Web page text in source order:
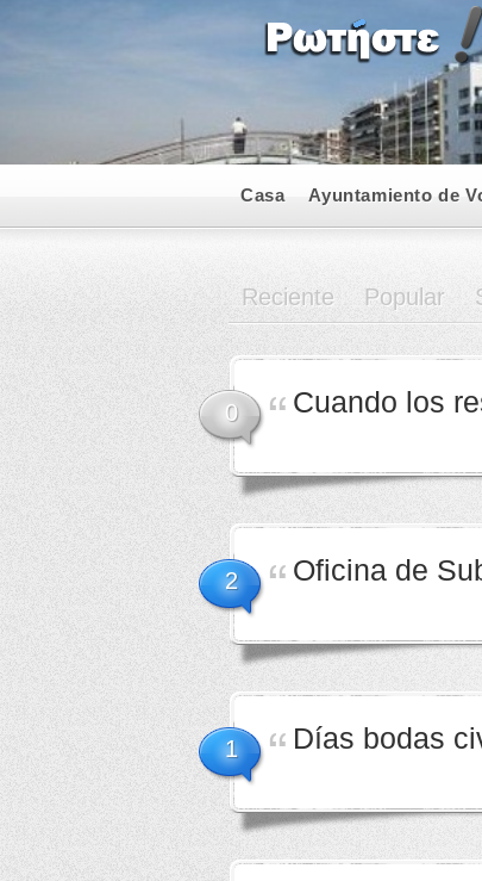
Casa Ayuntamiento de
Reciente Popular
0 Cuando los
2 Oficina de
1 Días bodas